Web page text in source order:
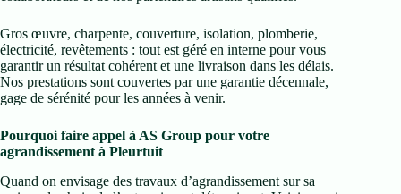
Gros œuvre, charpente, couverture, isolation, plomberie,
électricité, revêtements : tout est géré en interne pour vous
garantir un résultat cohérent et une livraison dans les délais.
Nos prestations sont couvertes par une garantie décennale,
gage de sérénité pour les années à venir.
Pourquoi faire appel à AS Group pour votre
agrandissement à Pleurtuit
Quand on envisage des travaux d’agrandissement sur sa